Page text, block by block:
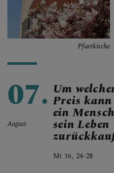
ENTALIEN
TERMINE
Pfarrkirche
07.
August
Um
Preis kann
ein Mensch
sein Leben
Mt 16, 24-28